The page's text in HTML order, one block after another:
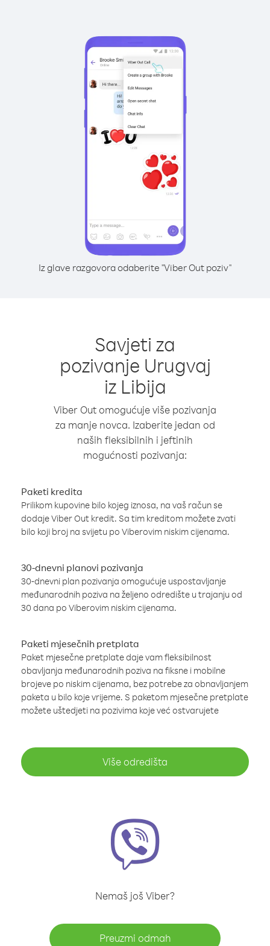
Iz glave razgovora odaberite "Viber Out poziv"
Savjeti za
pozivanje Urugvaj
iz Libija
Viber Out omogućuje više pozivanja
za manje novca. Izaberite jedan od
naših fleksibilnih i jeftinih
mogućnosti pozivanja:
Paketi kredita
Prilikom kupovine bilo kojeg iznosa, na vaš račun se
dodaje Viber Out kredit. Sa tim kreditom možete zvati
bilo koji broj na svijetu po Viberovim niskim cijenama.
30-dnevni planovi pozivanja
30-dnevni plan pozivanja omogućuje uspostavljanje
međunarodnih poziva na željeno odredište u trajanju od
30 dana po Viberovim niskim cijenama.
Paketi mjesečnih pretplata
Paket mjesečne pretplate daje vam fleksibilnost
obavljanja međunarodnih poziva na fiksne i mobilne
brojeve po niskim cijenama, bez potrebe za obnavljanjem
paketa u bilo koje vrijeme. S paketom mjesečne pretplate
možete uštedjeti na pozivima koje već ostvarujete
Više odredišta
Nemaš još Viber?
Preuzmi odmah